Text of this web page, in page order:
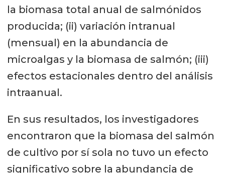
la biomasa total anual de salmónidos
producida; (ii) variación intranual
(mensual) en la abundancia de
microalgas y la biomasa de salmón; (iii)
efectos estacionales dentro del análisis
intraanual.
En sus resultados, los investigadores
encontraron que la biomasa del salmón
de cultivo por sí sola no tuvo un efecto
significativo sobre la abundancia de